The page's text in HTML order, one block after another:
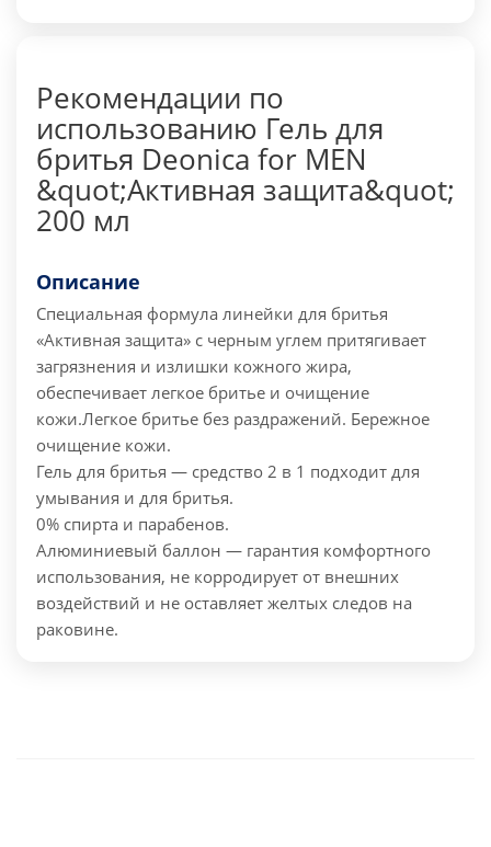
Рекомендации по
использованию Гель для
бритья Deonica for MEN
&quot;Активная защита&quot;
200 мл
Описание
Специальная формула линейки для бритья
«Активная защита» с черным углем притягивает
загрязнения и излишки кожного жира,
обеспечивает легкое бритье и очищение
кожи.Легкое бритье без раздражений. Бережное
очищение кожи.
Гель для бритья — средство 2 в 1 подходит для
умывания и для бритья.
0% спирта и парабенов.
Алюминиевый баллон — гарантия комфортного
использования, не корродирует от внешних
воздействий и не оставляет желтых следов на
раковине.